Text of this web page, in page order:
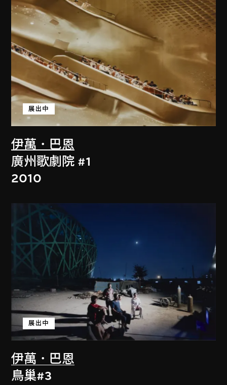
伊萬．巴恩
展出中
廣州歌劇院 #1
2010
伊萬．巴恩
展出中
鳥巢#3